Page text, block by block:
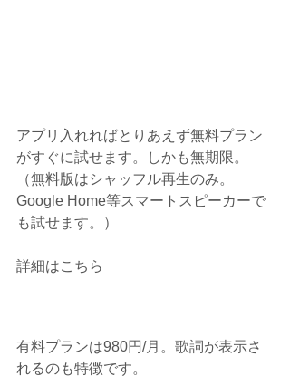
アプリ入れればとりあえず無料プラン
がすぐに試せます。しかも無期限。
（無料版はシャッフル再生のみ。
Google Home等スマートスピーカーで
も試せます。）
詳細はこちら
有料プランは980円/月。歌詞が表示さ
れるのも特徴です。